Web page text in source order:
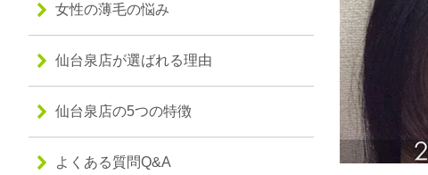
60代女性発毛症例
70代女性発毛症例
女性の薄毛の悩み
仙台泉店が選ばれる理由
仙台泉店の5つの特徴
よくある質問Q&A